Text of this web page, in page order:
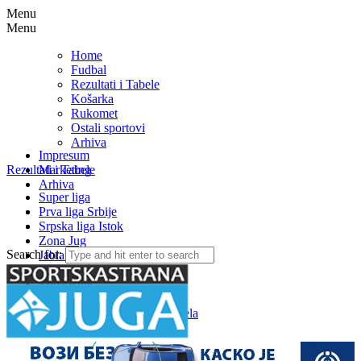
Menu
Menu
Home
Fudbal
Rezultati i Tabele
Košarka
Rukomet
Ostali sportovi
Arhiva
Rezultati i Tabele
Super liga
Prva liga Srbije
Srpska liga Istok
Zona Jug
Jablanička okružna liga
Medjuopštinska liga FSJO
Zona Istok
Zona Centar
Zona Zapad – Rezultati i tabela
Impresum
Marketing
Arhiva
Search for: